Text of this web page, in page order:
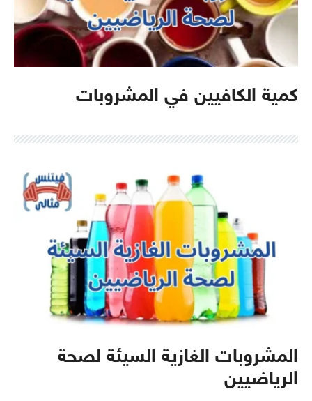
كمية الكافيين في المشروبات
المشروبات الغازية السيئة لصحة
الرياضيين